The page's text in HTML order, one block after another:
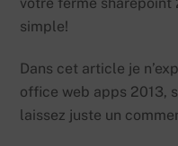
simple!
Dans cet article je
office web apps 2013,
laissez juste un